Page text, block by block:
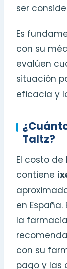
ser
Es
con su
evalúen
situación
eficacia y
Taltz?
El costo
contiene
en
la
con su
pago y las